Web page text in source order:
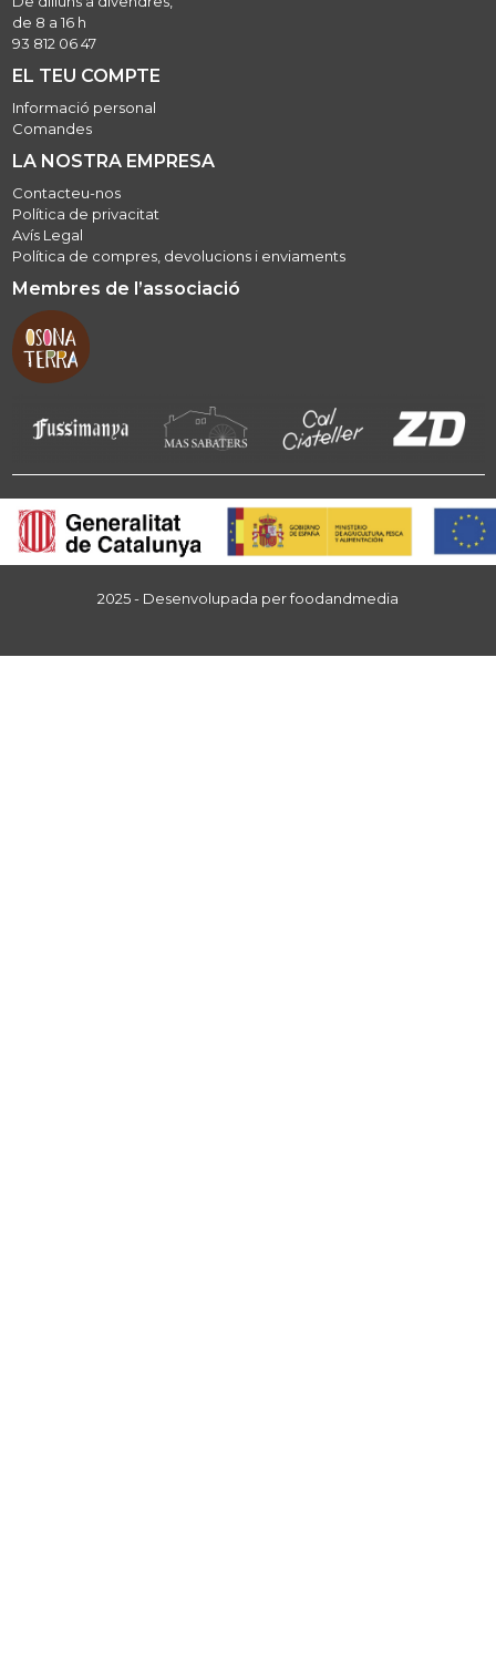
de 8 a 16 h
93 812 06 47
EL TEU COMPTE
Informació personal
Comandes
LA NOSTRA EMPRESA
Contacteu-nos
Política de privacitat
Avís Legal
Política de compres, devolucions i enviaments
Membres de l’associació
2025 - Desenvolupada perfoodandmedia